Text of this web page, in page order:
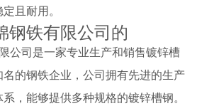
且耐用。
钢铁有限公司的
公司是一家专业生产和销售镀锌槽
的钢铁企业，公司拥有先进的生产
，能够提供多种规格的镀锌槽钢。